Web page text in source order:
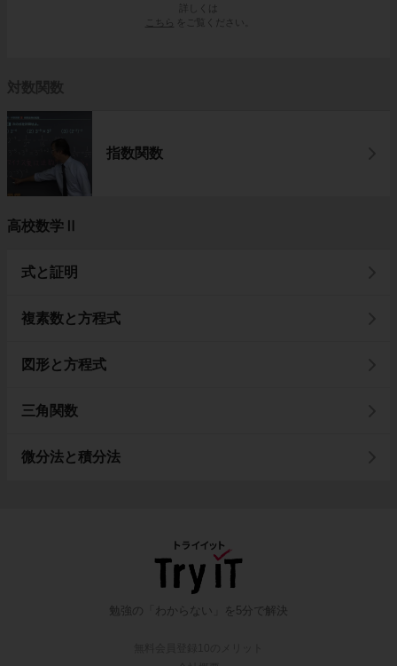
詳しくは
こちら
をご覧ください。
対数関数
指数関数
高校数学Ⅱ
式と証明
複素数と方程式
図形と方程式
三角関数
微分法と積分法
勉強の「わからない」を5分で解決